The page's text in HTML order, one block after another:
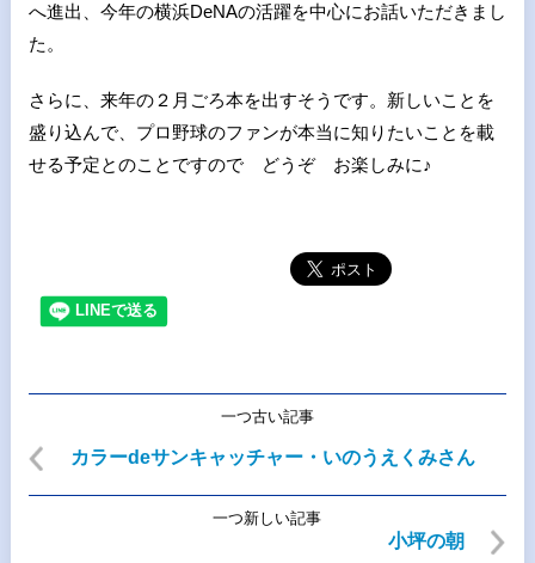
へ進出、今年の横浜DeNAの活躍を中心にお話いただきまし
た。
さらに、来年の２月ごろ本を出すそうです。新しいことを
盛り込んで、プロ野球のファンが本当に知りたいことを載
せる予定とのことですので どうぞ お楽しみに♪
一つ古い記事
カラーdeサンキャッチャー・いのうえくみさん
一つ新しい記事
小坪の朝